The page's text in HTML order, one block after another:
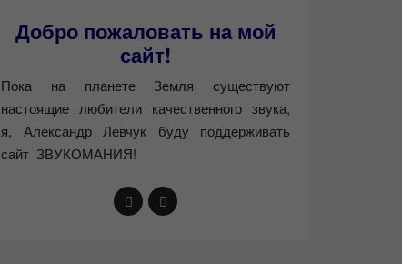
Добро пожаловать на мой
сайт!
Пока на планете Земля существуют
настоящие любители качественного звука,
я, Александр Левчук буду поддерживать
сайт ЗВУКОМАНИЯ!